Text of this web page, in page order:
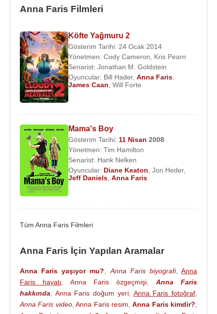
Evlilikleri
2.eşi: 9 Temmuz 2009 tarihinde sinema oyuncusu
Chris Prattile evlendi. Jack Pratt (d.2012) adında
bir oğlu vardır. 1 Aralık 2017'de boşanma davası
açtılar. 2018 yılında boşandı.
Anna Faris, boşandıktan sonra görüntü yönetmeni
Michael Barrett
Yapımcı:
2011 - Senden Önce (Sinema Filmi)
2008 - Tavşan Kız (Sinema Filmi)
Oyuncu:
2018 - The Joel McHale Show with Joel McHale
2017 - Emoji Filmi (Jailbreak) (Sinema Filmi)
2015 - Alvin ve Sincaplar: Yol Macerası (Jeanette
2014 - Liseli Polisler 2 (Anna) (Sinema Filmi)
2013 - Çatlak Film (Vanessa) (Sinema Filmi)
2013 - Mom (Christy) (TV Dizisi)
2013 - Köfte Yağmuru 2 (Sam Sparks) (Sinema
Anna Faris Filmleri
Köfte Yağmuru 2
Gösterim Tarihi: 24 Ocak 2014
Yönetmen: Cody Cameron
Kris Pearn
Senarist: Jonathan M. Goldstein
Oyuncular: Bill Hader, Anna Faris
James Caan Will Forte
Mama's Boy
Gösterim Tarihi: 11 Nisan 2008
Yönetmen: Tim Hamilton
Senarist: Hank Nelken
Oyuncular: Diane Keaton, Jon Heder,
Jeff Daniels, Anna Faris
Tüm Anna Faris Filmleri
Anna Faris İçin Yapılan Aramalar
Anna Faris yaşıyor mu? Anna Faris biyografi,Anna
Faris hayatı
Anna Faris özgeçmişi
Anna Faris
hakkında
Anna Faris doğum yeri, Anna Faris fotoğraf
Anna Faris video,Anna Faris resim ,Anna Faris kimdir?